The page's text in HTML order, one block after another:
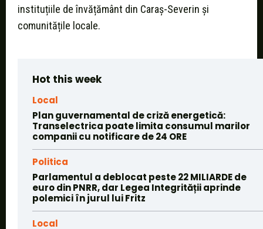
instituțiile de învățământ din Caraș-Severin și
comunitățile locale.
Hot this week
Local
Plan guvernamental de criză energetică:
Transelectrica poate limita consumul marilor
companii cu notificare de 24 ORE
Politica
Parlamentul a deblocat peste 22 MILIARDE de
euro din PNRR, dar Legea Integrității aprinde
polemici în jurul lui Fritz
Local